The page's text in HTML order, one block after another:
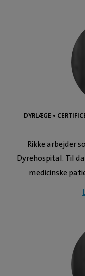
Artiklen handler
til hvornår
https://
tidligt-og-og-holdbarheden/
til den dybe bøjesene hos hest Artiklen
https://
stoettebaandet-til-
relateret til
Artiklen
hest. https://dvt.ddd.dk/bladarkiv/2020/nr-05/halthed-
relateret-til-
udfordring der
https://dvt.ddd.dk/
til-hofteleddet-hos-
DYRLÆGE •
Rikke arbejder
Dyrehospital. Til dagligt arbejder Rikke med udredning af
medicinske
mavetarmkanalen,
lidelser og
af endoskopi
og har redet gennem